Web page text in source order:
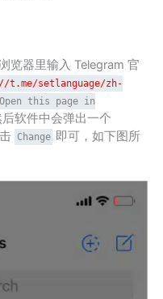
览器里输入 Telegram 官
t.me/setlanguage/zh-
Open this page in
软件中会弹出一个
Change 即可，如下图所